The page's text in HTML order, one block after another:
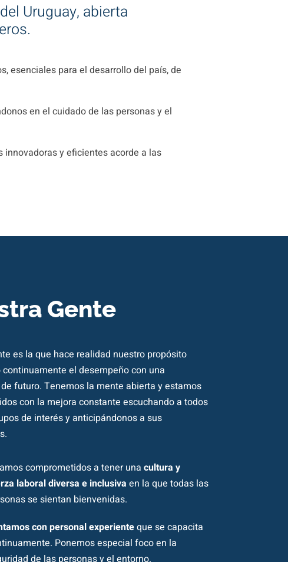
Uruguay, abierta
esenciales para el desarrollo del país, de
en el cuidado de las personas y el
y eficientes acorde a las
Gente
es la que hace realidad nuestro propósito
el desempeño con una
futuro. Tenemos la mente abierta y estamos
con la mejora constante escuchando a todos
de interés y anticipándonos a sus
comprometidos a tener una cultura y
laboral diversa e inclusiva en la que todas las
se sientan bienvenidas.
con personal experienteque se capacita
Ponemos especial foco en la
de las personas y el entorno.